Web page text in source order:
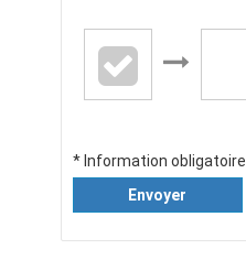
* Information obligatoire
Envoyer